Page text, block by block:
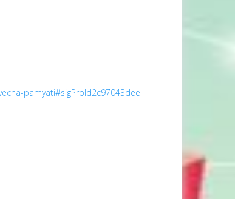
pamyati#sigProId2c97043dee